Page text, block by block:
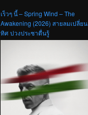
เร็วๆ นี้ – Spring Wind – The
Awakening (2026) สายลมเปลี่ยน
ทิศ ปวงประชาตื่นรู้